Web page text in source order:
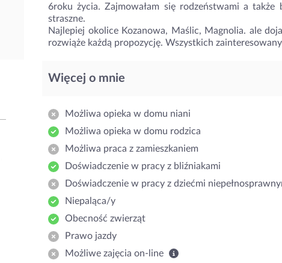
6roku życia. Zajmowałam się rodzeństwami a
straszne.
Najlepiej okolice Kozanowa, Maślic, Magnolia. ale
rozwiąże każdą propozycję. Wszystkich
Więcej o mnie
Możliwa opieka w domu niani
Możliwa opieka w domu rodzica
Możliwa praca z zamieszkaniem
Doświadczenie w pracy z bliźniakami
Doświadczenie w pracy z dziećmi
Niepaląca/y
Obecność zwierząt
Prawo jazdy
Możliwe zajęcia on-line